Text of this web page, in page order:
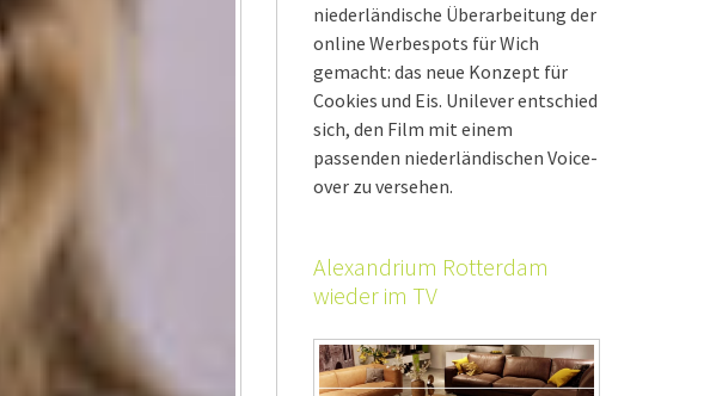
niederländische Überarbeitung der
online Werbespots für Wich
gemacht: das neue Konzept für
Cookies und Eis. Unilever entschied
sich, den Film mit einem
passenden niederländischen Voice-
over zu versehen.
Alexandrium Rotterdam
wieder im TV